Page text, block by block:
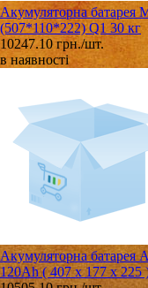
Акумуляторна
(507*110*222) Q1 30 кг
10247.10 грн./шт.
в наявності
Акумуляторна батарея
120Ah ( 407 x 177 x 225